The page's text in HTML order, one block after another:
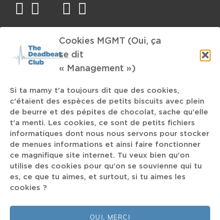
Cookies MGMT (Oui, ça
se dit
« Management »)
Si ta mamy t'a toujours dit que des cookies,
c'étaient des espèces de petits biscuits avec plein
de beurre et des pépites de chocolat, sache qu'elle
t'a menti. Les cookies, ce sont de petits fichiers
informatiques dont nous nous servons pour stocker
de menues informations et ainsi faire fonctionner
ce magnifique site internet. Tu veux bien qu'on
utilise des cookies pour qu'on se souvienne qui tu
es, ce que tu aimes, et surtout, si tu aimes les
cookies ?
OUI, MERCI
facebook
twitter
mail instagram
Antwerpen Aan zee Killer Mike
Experimental
Album d'Alain MTV
dis-moi bébé Russian Ayo OST Venue
rien Old-school écrire avec son pipi